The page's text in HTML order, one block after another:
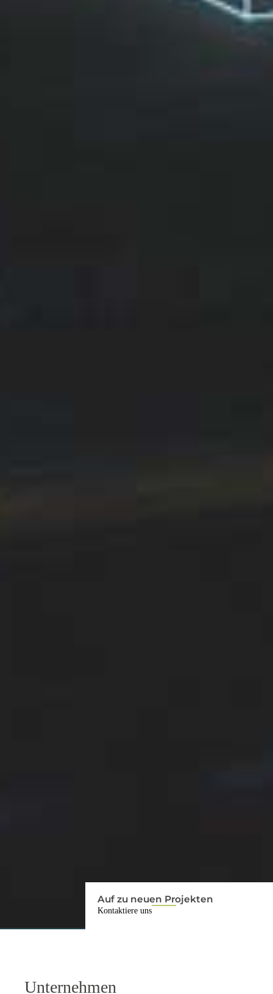
Auf zu neuen Projekten
Kontaktiere uns
Unternehmen